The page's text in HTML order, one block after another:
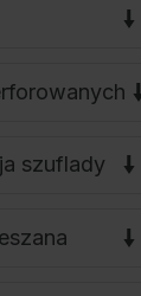
praca
C+P
pobrania
online
szuflady